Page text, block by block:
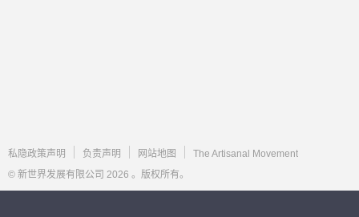
私隐政策声明 负责声明 网站地图
The Artisanal Movement
© 新世界发展有限公司 2026 。版权所有。